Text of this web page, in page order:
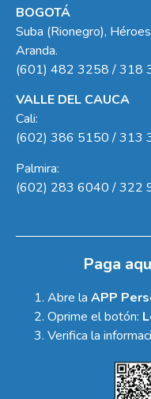
BOGOTÁ
Suba (Rionegro),
Aranda.
(601) 482 3258 / 318
VALLE DEL CAUCA
Cali:
(602) 386 5150 / 313
Palmira:
(602) 283 6040 / 322
Paga
Abre la APP
Oprime el botón:
Verifica la